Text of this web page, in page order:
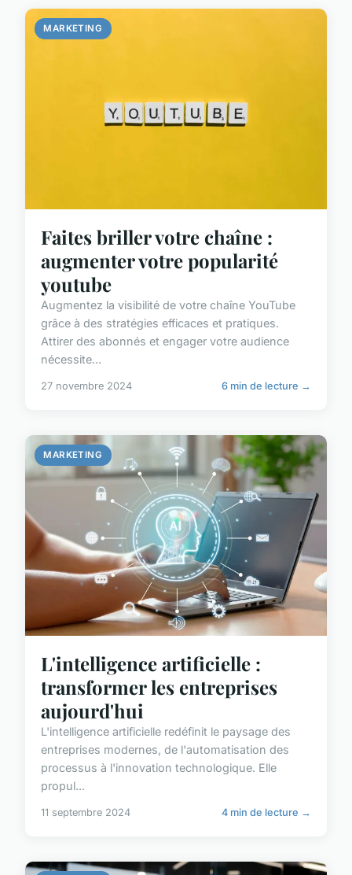
MARKETING
Faites briller votre chaîne :
augmenter votre popularité
youtube
Augmentez la visibilité de votre chaîne YouTube
grâce à des stratégies efficaces et pratiques.
Attirer des abonnés et engager votre audience
nécessite...
27 novembre 2024 6 min de lecture →
MARKETING
L'intelligence artificielle :
transformer les entreprises
aujourd'hui
L'intelligence artificielle redéfinit le paysage des
entreprises modernes, de l'automatisation des
processus à l'innovation technologique. Elle
propul...
11 septembre 2024 4 min de lecture →